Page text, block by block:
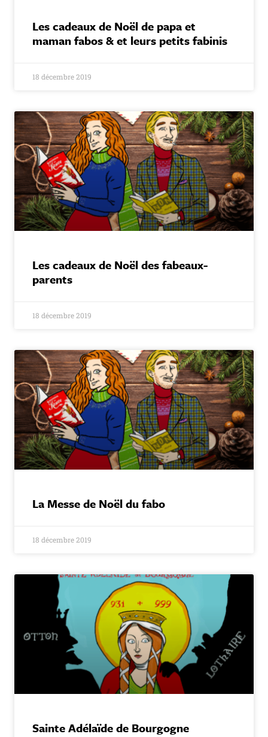
Les cadeaux de Noël de papa et
maman fabos & et leurs petits fabinis
18 décembre 2019
Les cadeaux de Noël des fabeaux-
parents
18 décembre 2019
La Messe de Noël du fabo
18 décembre 2019
Sainte Adélaïde de Bourgogne